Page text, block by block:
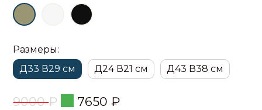
Размеры:
Д33 В29 см
Д24 В21 см Д43 В38 см
9000₽ 7650₽